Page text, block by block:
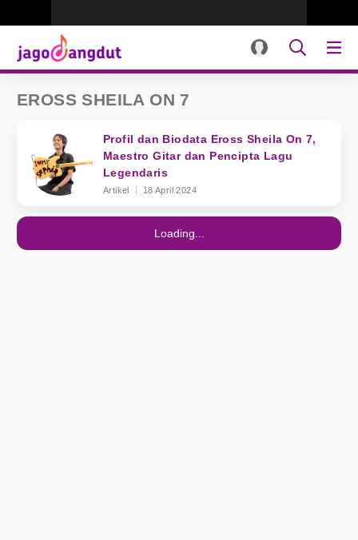
EROSS SHEILA ON 7
Profil dan Biodata Eross Sheila On 7,
Maestro Gitar dan Pencipta Lagu
Legendaris
Artikel 18 April 2024
Loading...